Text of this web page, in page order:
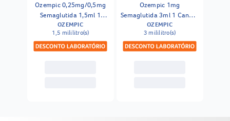
Ozempic 0,25mg/0,5mg
Semaglutida 1,5ml 1
Caneta Injetável + 6
Agulhas Geladeira
OZEMPIC
1,5 mililitro(s)
Ozempic 1mg
Semaglutida 3ml 1 Caneta
Injetável + 4 Agulhas
Geladeira
OZEMPIC
3 mililitro(s)